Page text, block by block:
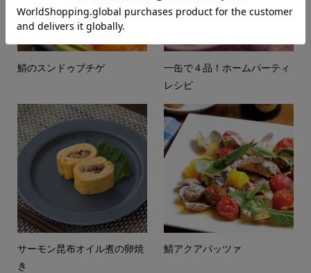
鯖のスンドゥブチゲ
一缶で４品！ホームパーティ
レシピ
サーモン昆布オイル煮の卵焼
き
鯖アクアパッツァ